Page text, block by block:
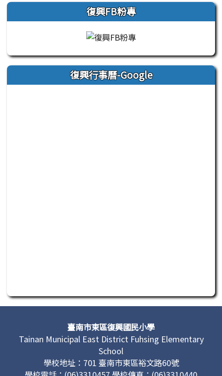
復興FB粉專
復興行事曆-Google
此為活動行程日曆，若無法正常讀取或操作，請聯繫管理單
頁尾區域內容臺南市東區復興國民小學
Tainan Municipal East District Fuhsing Elementary
School
學校地址：701 臺南市東區裕文路60號